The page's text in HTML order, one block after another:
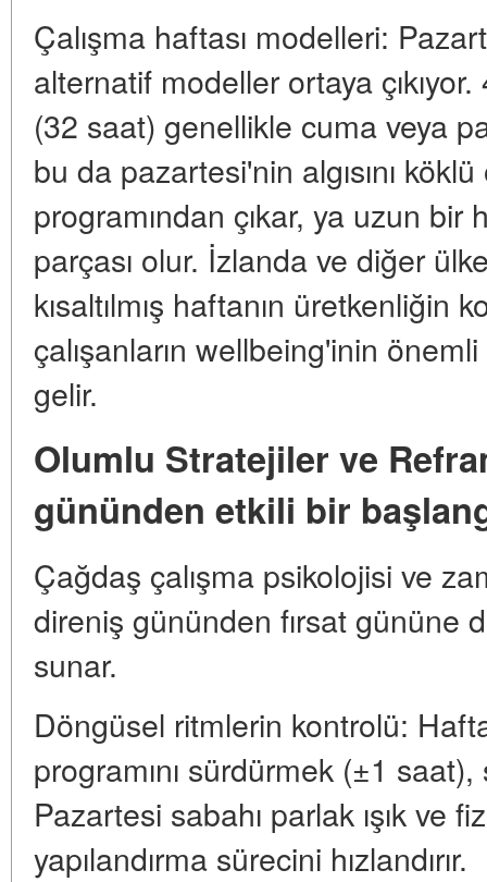
Çalışma haftası modelleri:
alternatif modeller ortaya
(32 saat) genellikle cuma veya
bu da pazartesi'nin algısını
programından çıkar, ya uzun
parçası olur. İzlanda ve diğer
kısaltılmış haftanın üretkenliğin
çalışanların wellbeing'inin
gelir.
Olumlu Stratejiler ve
gününden etkili bir
Çağdaş çalışma psikolojisi ve
direniş gününden fırsat gününe
sunar.
Döngüsel ritmlerin kontrolü:
programını sürdürmek (±1
Pazartesi sabahı parlak ışık ve
yapılandırma sürecini hızlandırır.